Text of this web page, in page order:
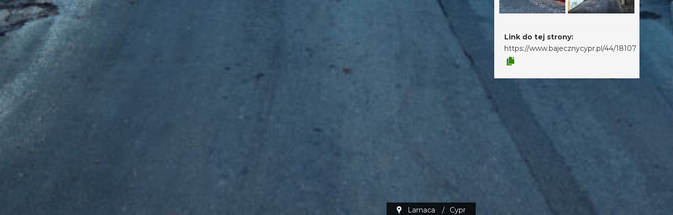
Larnaca / Cypr
Link do tej strony:
https://www.bajecznycypr.pl/44/18107